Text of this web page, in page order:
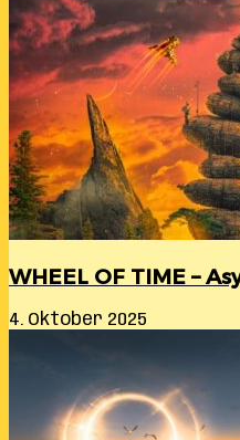
WHEEL OF TIME –
4. Oktober 2025